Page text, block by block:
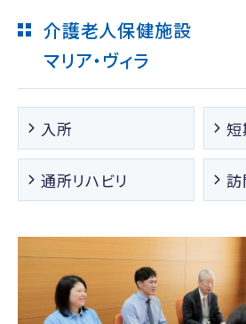
介護老人保健施設
マリア・ヴィラ
入所 短
通所リハビリ 訪